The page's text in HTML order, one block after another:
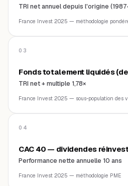
TRI net annuel depuis l'origine
France Invest 2025 — méthodologie
03
Fonds totalement liquidés
TRI net + multiple 1,78×
France Invest 2025 — sous-population des
04
CAC 40 — dividendes
Performance nette annuelle 10 ans
France Invest 2025 — méthodologie PME